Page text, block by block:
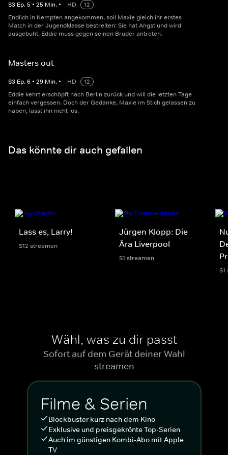
S3 Ep.5 • 25 Min. • HD
12
Endlich in Kempten angekommen, soll Maxie gleich ihr erstes
Match in der Jugendklasse bestreiten: Sie hat Angst und wird
ausgebuht. Eddie muss gegen seinen Bruder antreten.
Masters out
S3 Ep.6 • 29 Min. • HD
12
Eddie kehrt erschöpft nach Berlin zurück und will die letzten Tage
einfach vergessen. Doch der Gedanke, Maxie im Stich gelassen zu
haben, lässt ihn nicht los.
Das könnte dir auch gefallen
Lass es, Larry!
S12 streamen
Jürgen Klopp: Die
Ära Liverpool
S1 streamen
Wähl, was zu dir passt
Sofort auf dem Gerät deiner Wahl
streamen
Filme & Serien
Blockbuster kurz nach dem Kino
Exklusive und preisgekrönte Top-Serien
Auch im günstigen Kombi-Abo mit Apple
TV